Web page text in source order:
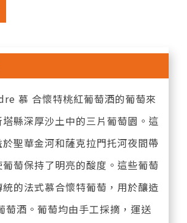
慕 合懷特桃紅葡萄酒的葡萄來
縣深厚沙土中的三片葡萄園。這
聖華金河和薩克拉門托河夜間帶
萄保持了明亮的酸度。這些葡萄
的法式慕合懷特葡萄，用於釀造
萄酒。葡萄均由手工採摘，運送